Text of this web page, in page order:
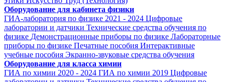
Оборудование для кабинета физики
ГИА-лаборатория по физике 2021 - 2024 Цифровые
лаборатории и датчики Технические средства обучения по
физике Демонстрационные приборы по физике Лабораторные
приборы по физике Печатные пособия Интерактивные
учебные пособия Экранно-звуковые средства обучения
Оборудование для класса химии
ГИА по химии 2020 - 2024 ГИА по химии 2019 Цифровые